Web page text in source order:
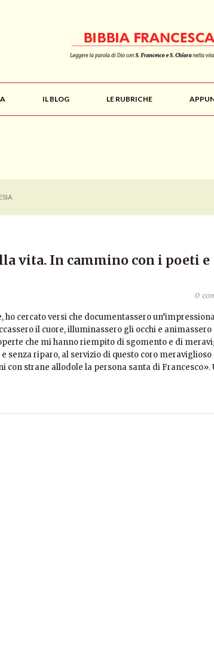
IL BLOG LE RUBRICHE
vita. In cammino con i poeti e
0
ho cercato versi che documentassero
il cuore, illuminassero gli occhi e animassero
che mi hanno riempito di sgomento e di
senza riparo, al servizio di questo coro meraviglioso
con strane allodole la persona santa di Francesco».